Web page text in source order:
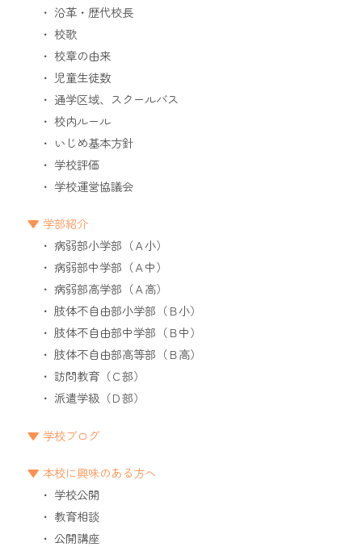
沿革・歴代校長
校歌
校章の由来
児童生徒数
通学区域、スクールバス
校内ルール
いじめ基本方針
学校評価
学校運営協議会
学部紹介
病弱部小学部（Ａ小）
病弱部中学部（Ａ中）
病弱部高学部（Ａ高）
肢体不自由部小学部（Ｂ小）
肢体不自由部中学部（Ｂ中）
肢体不自由部高等部（Ｂ高）
訪問教育（Ｃ部）
派遣学級（Ｄ部）
学校ブログ
本校に興味のある方へ
学校公開
教育相談
公開講座